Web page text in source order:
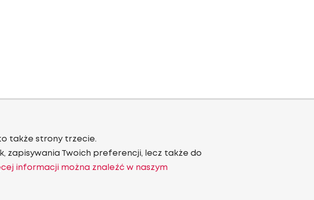
także strony trzecie.
zapisywania Twoich preferencji, lecz także do
informacji można znaleźć w naszym